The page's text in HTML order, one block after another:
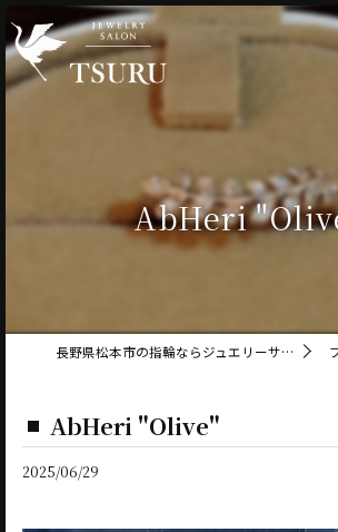
AbHeri
長野県松本市の指輪ならジュエリーサロン鶴 ブ
AbHeri "Olive"
2025/06/29